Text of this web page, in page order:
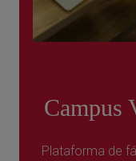
Campus
Plataforma de